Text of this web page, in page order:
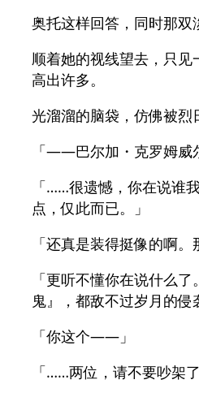
奥托这样回答，同时那双
顺着她的视线望去，只
高出许多。
光溜溜的脑袋，仿佛被
「——巴尔加・克罗姆威
「……很遗憾，你在说谁
点，仅此而已。」
「还真是装得挺像的啊
「更听不懂你在说什么
鬼』，都敌不过岁月的侵
「你这个——」
「……两位，请不要吵架